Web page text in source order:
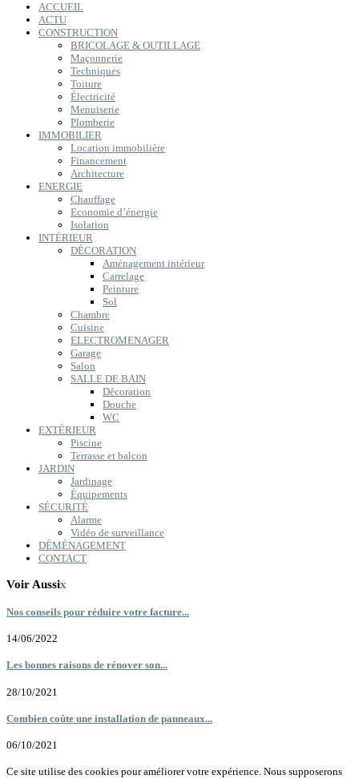
ACCUEIL
ACTU
CONSTRUCTION
BRICOLAGE & OUTILLAGE
Maçonnerie
Techniques
Toiture
Électricité
Menuiserie
Plomberie
IMMOBILIER
Location immobilière
Financement
Architecture
ENERGIE
Chauffage
Economie d’énergie
Isolation
INTÉRIEUR
DÉCORATION
Aménagement intérieur
Carrelage
Peinture
Sol
Chambre
Cuisine
ELECTROMENAGER
Garage
Salon
SALLE DE BAIN
Décoration
Douche
WC
EXTÉRIEUR
Piscine
Terrasse et balcon
JARDIN
Jardinage
Équipements
SÉCURITÉ
Alarme
Vidéo de surveillance
DÉMÉNAGEMENT
CONTACT
Voir Aussix
Nos conseils pour réduire votre facture...
14/06/2022
Les bonnes raisons de rénover son...
28/10/2021
Combien coûte une installation de panneaux...
06/10/2021
Ce site utilise des cookies pour améliorer votre expérience. Nous supposerons